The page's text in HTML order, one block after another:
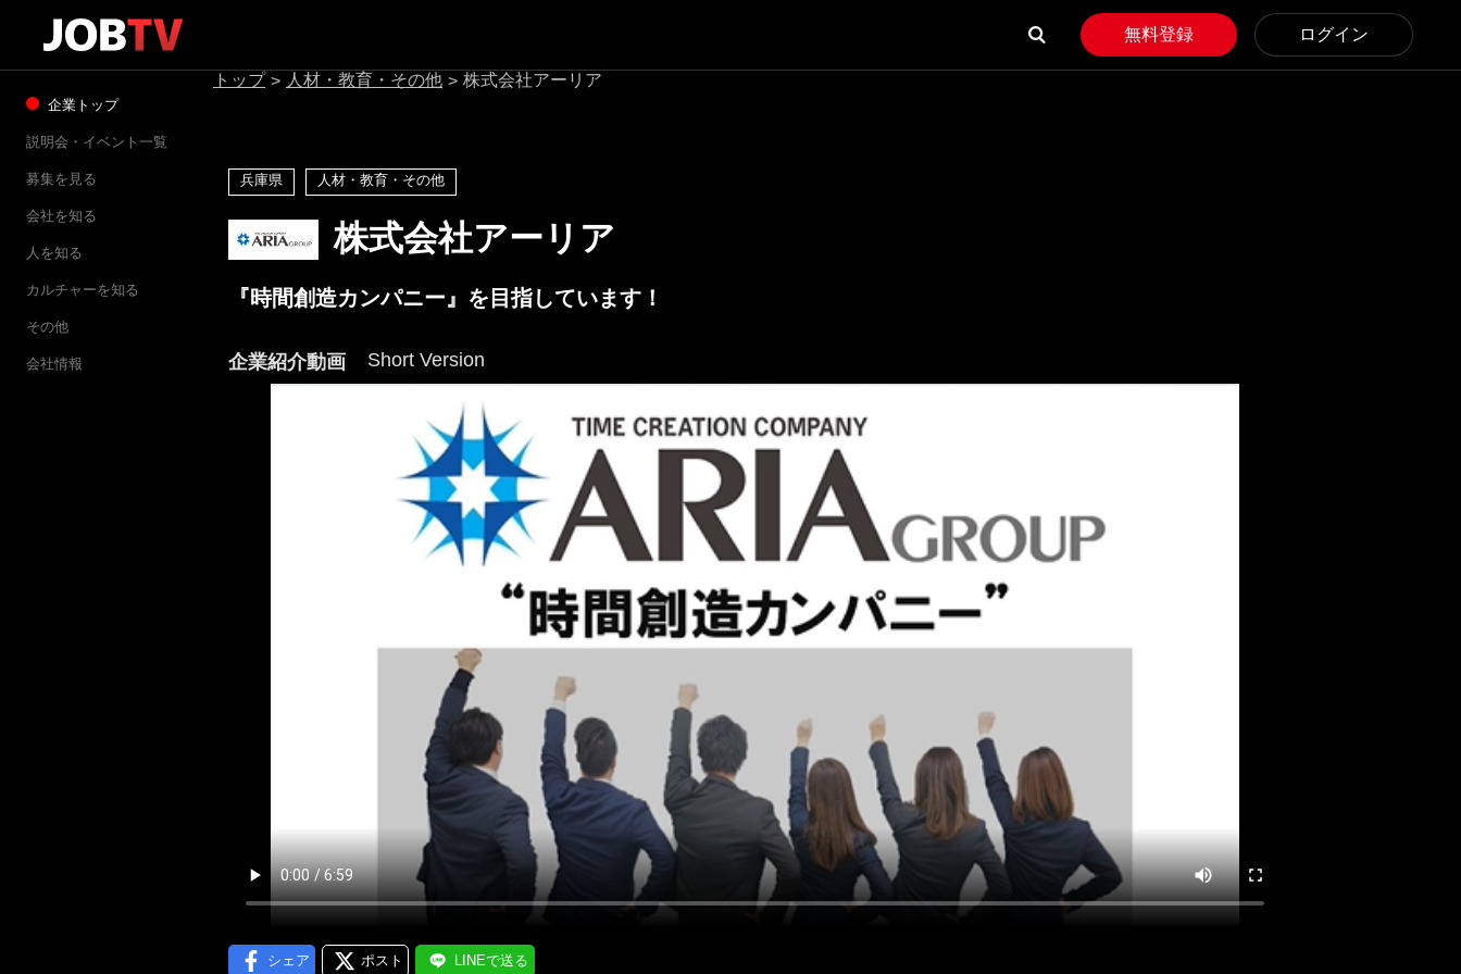
無料登録 ログイン
通知設定
メール通知 LINE通知
企業トップ
説明会・イベント一覧
募集を見る
会社を知る
人を知る
カルチャーを知る
その他
会社情報
トップ > 人材・教育・その他 > 株式会社アーリア
兵庫県 人材・教育・その他
株式会社アーリア
『時間創造カンパニー』を目指しています！
企業紹介動画 Short Version
シェア ポスト LINEで送る
にはプロフィール画像のアップロードが必要です
プロフィール編集する
会員登録する ＞
ログインする